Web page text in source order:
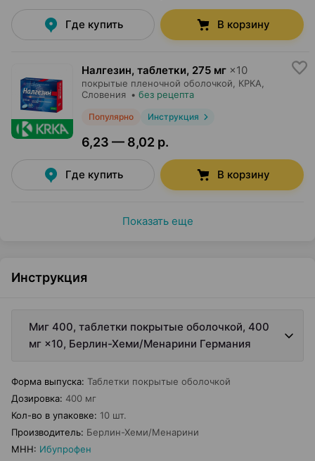
Где купить В корзину
Налгезин, таблетки, 275 мг ×10
покрытые пленочной оболочкой, КРКА
Словения • без рецепта
Популярно Инструкция
6,23 — 8,02 р.
Где купить В корзину
Показать еще
Инструкция
Миг 400, таблетки покрытые оболочкой, 400
мг ×10, Берлин-Хеми/Менарини Германия
Форма выпуска: Таблетки покрытые оболочкой
Дозировка: 400 мг
Кол-во в упаковке: 10 шт.
Производитель: Берлин-Хеми/Менарини
МНН: Ибупрофен